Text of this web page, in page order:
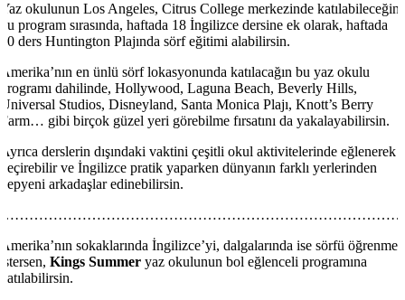
Yaz okulunun Los Angeles, Citrus College merkezinde katılabileceğin
bu program sırasında, haftada 18 İngilizce dersine ek olarak, haftada
10 ders Huntington Plajında sörf eğitimi alabilirsin.
Amerika’nın en ünlü sörf lokasyonunda katılacağın bu yaz okulu
programı dahilinde, Hollywood, Laguna Beach, Beverly Hills,
Universal Studios, Disneyland, Santa Monica Plajı, Knott’s Berry
Farm… gibi birçok güzel yeri görebilme fırsatını da yakalayabilirsin.
Ayrıca derslerin dışındaki vaktini çeşitli okul aktivitelerinde eğlenerek
geçirebilir ve İngilizce pratik yaparken dünyanın farklı yerlerinden
yepyeni arkadaşlar edinebilirsin.
Amerika’nın sokaklarında İngilizce’yi, dalgalarında ise sörfü öğrenmek
istersen, Kings Summer yaz okulunun bol eğlenceli programına
katılabilirsin.